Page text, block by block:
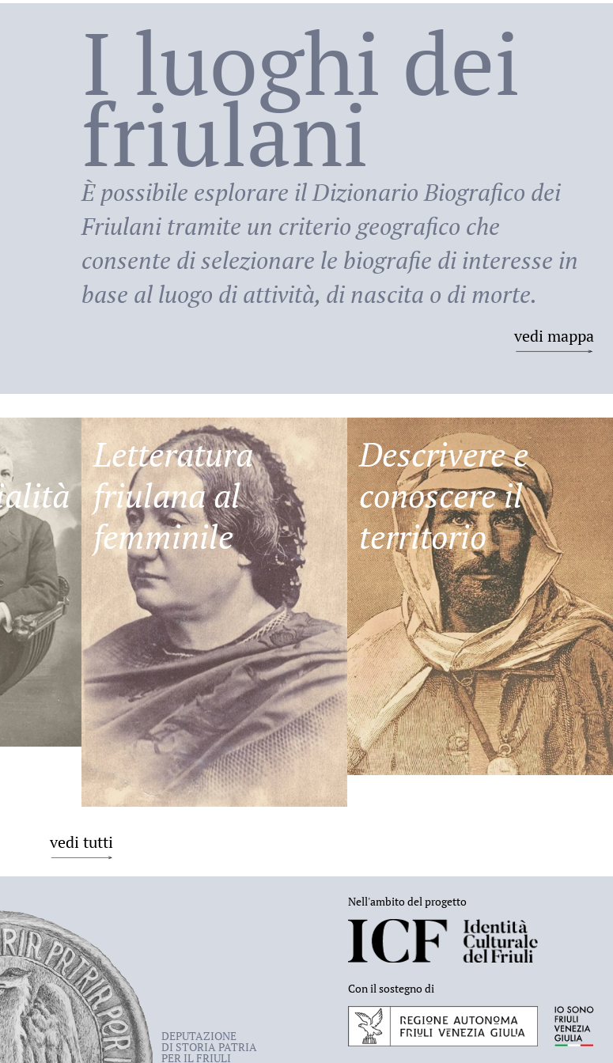
I luoghi dei
friulani
È possibile esplorare ilDizionario Biografico dei
Friulani tramite un criterio geografico che
consente di selezionare le biografie di interesse in
base al luogo di attività, di nascita o di morte.
vedi mappa
Letteratura
friulana al
femminile
Descrivere e
conoscere il
territorio
vedi tutti
DEPUTAZIONE
DI STORIA PATRIA
PER IL FRIULI
Nell'ambito del progetto
Con il sostegno di